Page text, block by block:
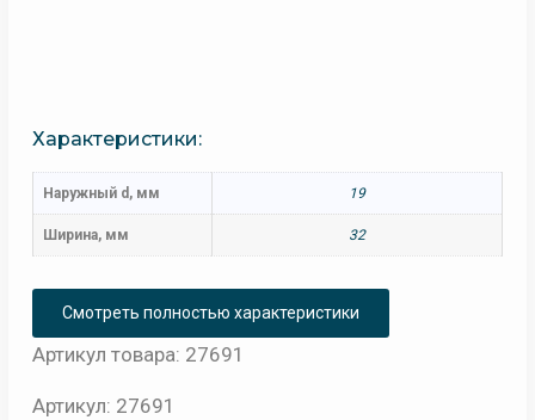
Характеристики:
Наружный d, мм 19
Ширина, мм 32
Смотреть полностью характеристики
Артикул товара: 27691
Артикул: 27691